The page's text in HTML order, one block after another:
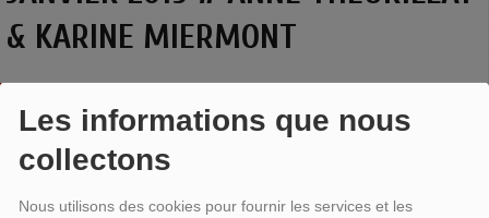
Les informations que nous
collectons
Nous utilisons des cookies pour fournir les services et les
& KARINE MIERMONT